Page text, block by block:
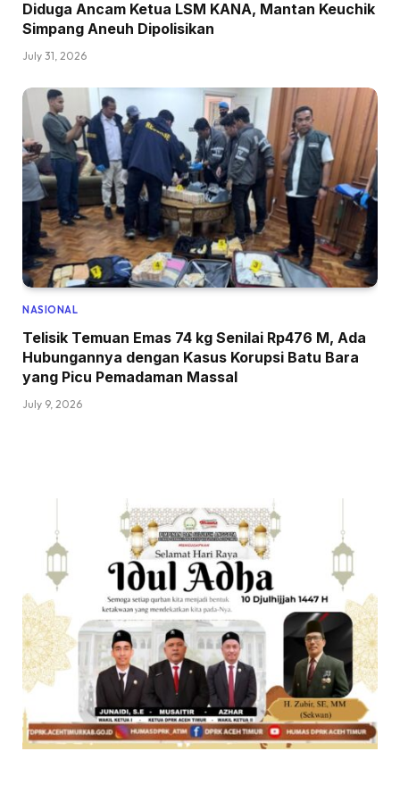
Diduga Ancam Ketua LSM KANA, Mantan Keuchik
Simpang Aneuh Dipolisikan
July 31, 2026
NASIONAL
Telisik Temuan Emas 74 kg Senilai Rp476 M, Ada
Hubungannya dengan Kasus Korupsi Batu Bara
yang Picu Pemadaman Massal
July 9, 2026